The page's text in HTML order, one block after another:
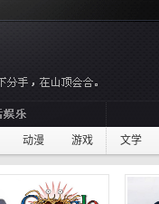
动漫 游戏 文学